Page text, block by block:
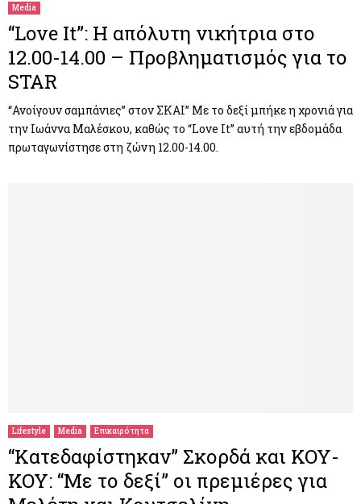
Media
“Love It”: Η απόλυτη νικήτρια στο
12.00-14.00 – Προβληματισμός για το
STAR
“Ανοίγουν σαμπάνιες” στον ΣΚΑΙ” Με το δεξί μπήκε η χρονιά για
την Ιωάννα Μαλέσκου, καθώς το “Love It” αυτή την εβδομάδα
πρωταγωνίστησε στη ζώνη 12.00-14.00.
Lifestyle Media Επικαιρότητα
“Κατεδαφίστηκαν” Σκορδά και ΚΟΥ-
ΚΟΥ: “Με το δεξί” οι πρεμιέρες για